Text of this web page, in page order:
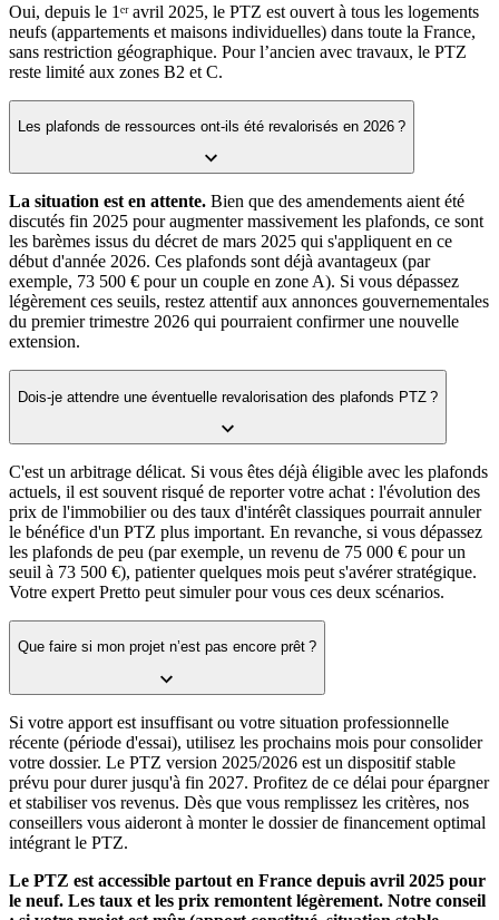
Oui, depuis le 1ᵉʳ avril 2025, le PTZ est ouvert à tous les logements
neufs (appartements et maisons individuelles) dans toute la France,
sans restriction géographique. Pour l’ancien avec travaux, le PTZ
reste limité aux zones B2 et C.
Les plafonds de ressources ont-ils été revalorisés en 2026 ?
La situation est en attente. Bien que des amendements aient été
discutés fin 2025 pour augmenter massivement les plafonds, ce sont
les barèmes issus du décret de mars 2025 qui s'appliquent en ce
début d'année 2026. Ces plafonds sont déjà avantageux (par
exemple, 73 500 € pour un couple en zone A). Si vous dépassez
légèrement ces seuils, restez attentif aux annonces gouvernementales
du premier trimestre 2026 qui pourraient confirmer une nouvelle
extension.
Dois-je attendre une éventuelle revalorisation des plafonds PTZ ?
C'est un arbitrage délicat. Si vous êtes déjà éligible avec les plafonds
actuels, il est souvent risqué de reporter votre achat : l'évolution des
prix de l'immobilier ou des taux d'intérêt classiques pourrait annuler
le bénéfice d'un PTZ plus important. En revanche, si vous dépassez
les plafonds de peu (par exemple, un revenu de 75 000 € pour un
seuil à 73 500 €), patienter quelques mois peut s'avérer stratégique.
Votre expert Pretto peut simuler pour vous ces deux scénarios.
Que faire si mon projet n’est pas encore prêt ?
Si votre apport est insuffisant ou votre situation professionnelle
récente (période d'essai), utilisez les prochains mois pour consolider
votre dossier. Le PTZ version 2025/2026 est un dispositif stable
prévu pour durer jusqu'à fin 2027. Profitez de ce délai pour épargner
et stabiliser vos revenus. Dès que vous remplissez les critères, nos
conseillers vous aideront à monter le dossier de financement optimal
intégrant le PTZ.
Le PTZ est accessible partout en France depuis avril 2025 pour
le neuf. Les taux et les prix remontent légèrement. Notre conseil